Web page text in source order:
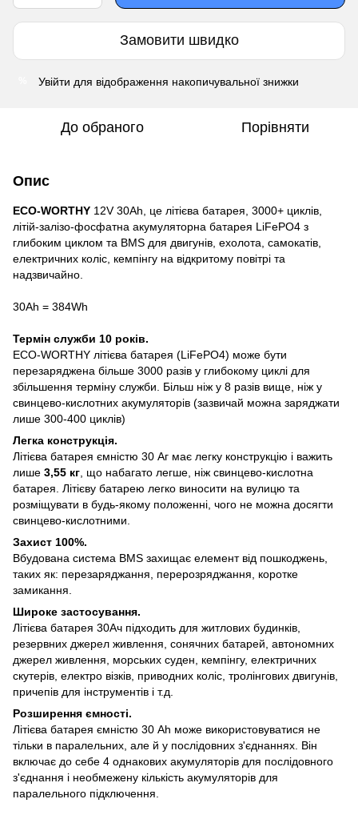
Замовити швидко
Увійти для відображення накопичувальної знижки
До обраного Порівняти
Опис
ECO-WORTHY 12V 30Ah, це літієва батарея, 3000+ циклів,
літій-залізо-фосфатна акумуляторна батарея LiFePO4 з
глибоким циклом та BMS для двигунів, ехолота, самокатів,
електричних коліс, кемпінгу на відкритому повітрі та
надзвичайно.
30Ah = 384Wh
Термін служби 10 років.
ECO-WORTHY літієва батарея (LiFePO4) може бути
перезаряджена більше 3000 разів у глибокому циклі для
збільшення терміну служби. Більш ніж у 8 разів вище, ніж у
свинцево-кислотних акумуляторів (зазвичай можна заряджати
лише 300-400 циклів)
Легка конструкція.
Літієва батарея ємністю 30 Аг має легку конструкцію і важить
лише 3,55 кг , що набагато легше, ніж свинцево-кислотна
батарея. Літієву батарею легко виносити на вулицю та
розміщувати в будь-якому положенні, чого не можна досягти
свинцево-кислотними.
Захист 100%.
Вбудована система BMS захищає елемент від пошкоджень,
таких як: перезаряджання, перерозряджання, коротке
замикання.
Широке застосування.
Літієва батарея 30Ач підходить для житлових будинків,
резервних джерел живлення, сонячних батарей, автономних
джерел живлення, морських суден, кемпінгу, електричних
скутерів, електро візків, приводних коліс, тролінгових двигунів,
причепів для інструментів і т.д.
Розширення ємності.
Літієва батарея ємністю 30 Ah може використовуватися не
тільки в паралельних, але й у послідовних з'єднаннях. Він
включає до себе 4 однакових акумуляторів для послідовного
з'єднання і необмежену кількість акумуляторів для
паралельного підключення.